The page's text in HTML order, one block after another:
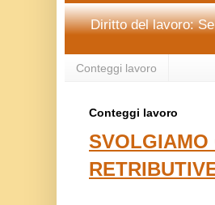
Diritto del lavoro:
Conteggi lavoro
Conteggi lavoro
SVOLGIAMO